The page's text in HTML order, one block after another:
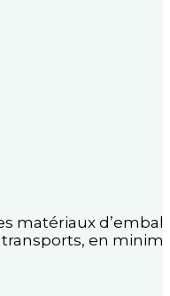
matériaux
en